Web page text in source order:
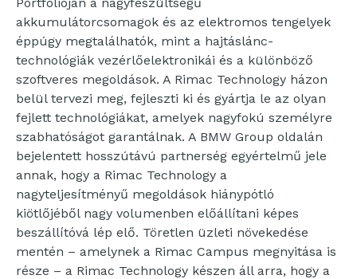
akkumulátorcsomagok és az elektromos tengelyek
éppúgy megtalálhatók, mint a hajtáslánc-
technológiák vezérlőelektronikái és a különböző
szoftveres megoldások. A Rimac Technology házon
belül tervezi meg, fejleszti ki és gyártja le az olyan
fejlett technológiákat, amelyek nagyfokú személyre
szabhatóságot garantálnak. A BMW Group oldalán
bejelentett hosszútávú partnerség egyértelmű jele
annak, hogy a Rimac Technology a
nagyteljesítményű megoldások hiánypótló
kiötlőjéből nagy volumenben előállítani képes
beszállítóvá lép elő. Töretlen üzleti növekedése
mentén – amelynek a Rimac Campus megnyitása is
része – a Rimac Technology készen áll arra, hogy a